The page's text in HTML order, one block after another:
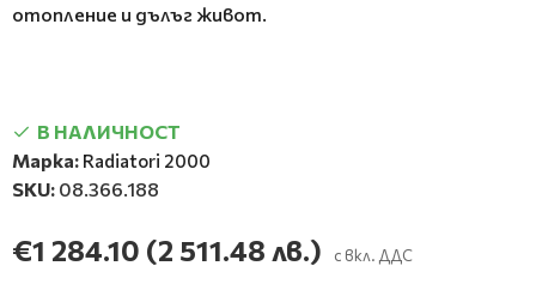
отопление и дълъг живот.
В НАЛИЧНОСТ
Марка: Radiatori 2000
SKU: 08.366.188
€1 284.10 (2 511.48 лв.) с вкл. ДДС